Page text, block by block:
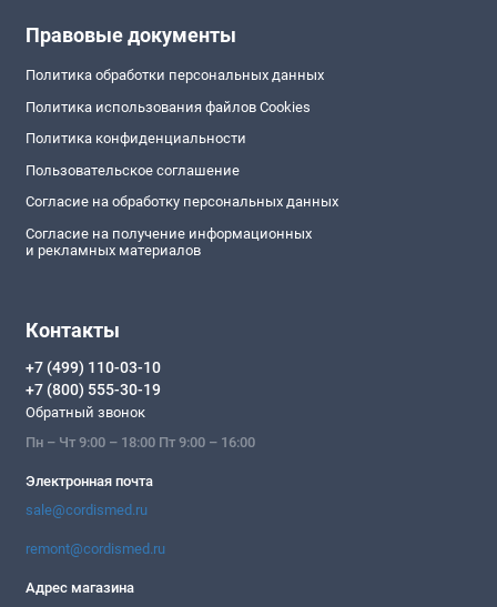
Правовые документы
Политика обработки персональных данных
Политика использования файлов Cookies
Политика конфиденциальности
Пользовательское соглашение
Согласие на обработку персональных данных
Согласие на получение информационных
и рекламных материалов
Контакты
+7 (499) 110-03-10
+7 (800) 555-30-19
Обратный звонок
Пн – Чт 9:00 – 18:00 Пт 9:00 – 16:00
Электронная почта
sale@cordismed.ru
remont@cordismed.ru
Адрес магазина